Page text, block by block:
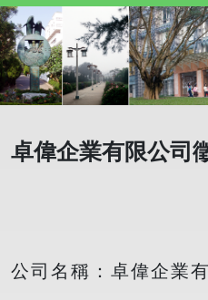
卓偉企業有限公司
公司名稱：卓偉企業